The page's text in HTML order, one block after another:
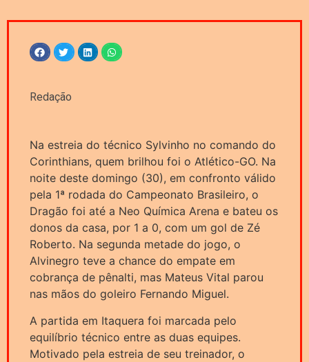
Redação
Na estreia do técnico Sylvinho no comando do
Corinthians, quem brilhou foi o Atlético-GO. Na
noite deste domingo (30), em confronto válido
pela 1ª rodada do Campeonato Brasileiro, o
Dragão foi até a Neo Química Arena e bateu os
donos da casa, por 1 a 0, com um gol de Zé
Roberto. Na segunda metade do jogo, o
Alvinegro teve a chance do empate em
cobrança de pênalti, mas Mateus Vital parou
nas mãos do goleiro Fernando Miguel.
A partida em Itaquera foi marcada pelo
equilíbrio técnico entre as duas equipes.
Motivado pela estreia de seu treinador, o